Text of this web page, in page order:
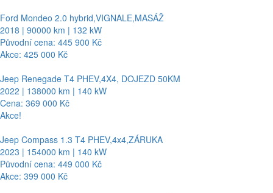
Ford Mondeo 2.0 hybrid,VIGNALE,MASÁŽ
2018 | 90000 km | 132 kW
Původní cena: 445 900 Kč
Akce: 425 000 Kč
Jeep Renegade T4 PHEV,4X4, DOJEZD 50KM
2022 | 138000 km | 140 kW
Cena: 369 000 Kč
Akce!
Jeep Compass 1.3 T4 PHEV,4x4,ZÁRUKA
2023 | 154000 km | 140 kW
Původní cena: 449 000 Kč
Akce: 399 000 Kč